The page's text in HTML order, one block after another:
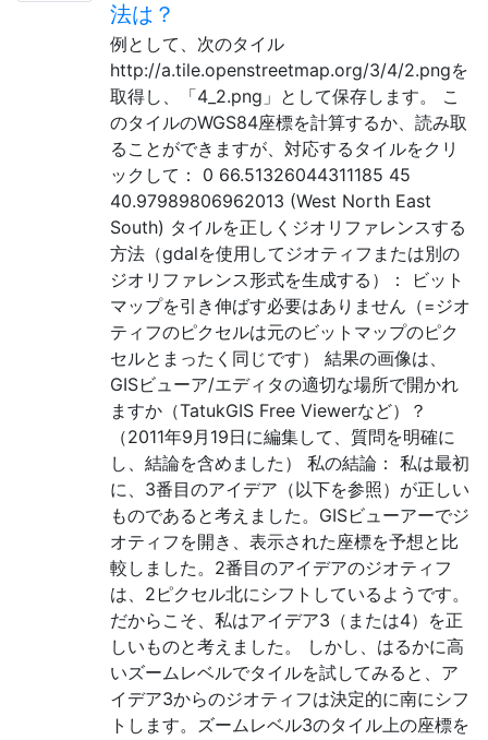
法は？
例として、次のタイル
http://a.tile.openstreetmap.org/3/4/2.pngを
取得し、「4_2.png」として保存します。 こ
のタイルのWGS84座標を計算するか、読み取
ることができますが、対応するタイルをクリ
ックして： 0 66.51326044311185 45
40.97989806962013 (West North East
South) タイルを正しくジオリファレンスする
方法（gdalを使用してジオティフまたは別の
ジオリファレンス形式を生成する）： ビット
マップを引き伸ばす必要はありません（=ジオ
ティフのピクセルは元のビットマップのピク
セルとまったく同じです） 結果の画像は、
GISビューア/エディタの適切な場所で開かれ
ますか（TatukGIS Free Viewerなど）？
（2011年9月19日に編集して、質問を明確に
し、結論を含めました） 私の結論： 私は最初
に、3番目のアイデア（以下を参照）が正しい
ものであると考えました。GISビューアーでジ
オティフを開き、表示された座標を予想と比
較しました。2番目のアイデアのジオティフ
は、2ピクセル北にシフトしているようです。
だからこそ、私はアイデア3（または4）を正
しいものと考えました。 しかし、はるかに高
いズームレベルでタイルを試してみると、ア
イデア3からのジオティフは決定的に南にシフ
トします。ズームレベル3のタイル上の座標を